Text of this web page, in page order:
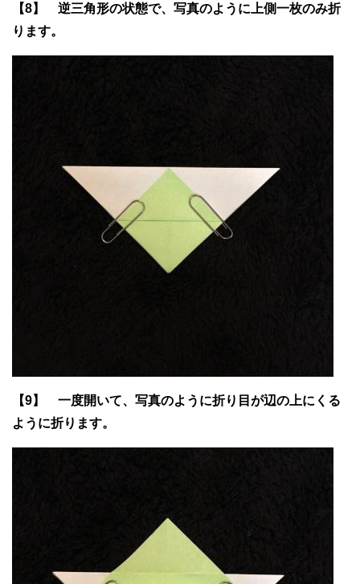
【8】 逆三角形の状態で、写真のように上側一枚のみ折
ります。
【9】 一度開いて、写真のように折り目が辺の上にくる
ように折ります。